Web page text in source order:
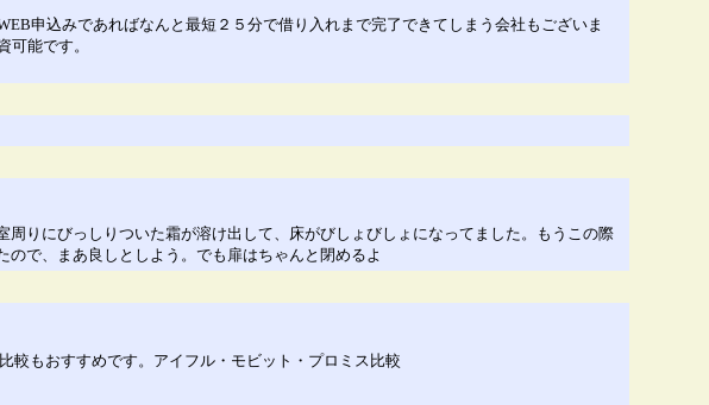
申込みであればなんと最短２５分で借り入れまで完了できてしまう会社もございま
能です。
りにびっしりついた霜が溶け出して、床がびしょびしょになってました。もうこの際
で、まあ良しとしよう。でも扉はちゃんと閉めるよ
較もおすすめです。アイフル・モビット・プロミス比較